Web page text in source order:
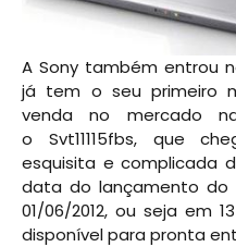
A Sony também entrou
já tem o seu primeiro
venda no mercado
o Svt11115fbs, que
esquisita e complicada
data do lançamento do
01/06/2012, ou seja em
disponível para pronta